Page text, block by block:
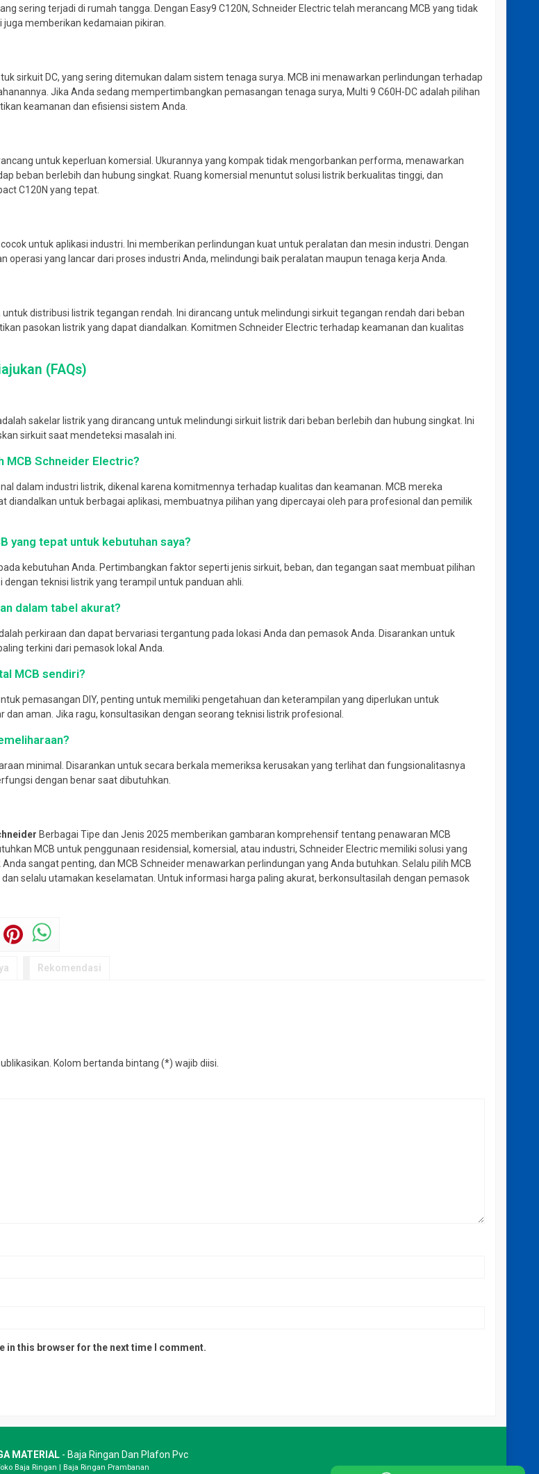
sering terjadi di rumah tangga. Dengan Easy9 C120N, Schneider Electric telah merancang MCB yang tidak
memberikan kedamaian pikiran.
sirkuit DC, yang sering ditemukan dalam sistem tenaga surya. MCB ini menawarkan perlindungan terhadap
Jika Anda sedang mempertimbangkan pemasangan tenaga surya, Multi 9 C60H-DC adalah pilihan
keamanan dan efisiensi sistem Anda.
untuk keperluan komersial. Ukurannya yang kompak tidak mengorbankan performa, menawarkan
beban berlebih dan hubung singkat. Ruang komersial menuntut solusi listrik berkualitas tinggi, dan
C120N yang tepat.
untuk aplikasi industri. Ini memberikan perlindungan kuat untuk peralatan dan mesin industri. Dengan
operasi yang lancar dari proses industri Anda, melindungi baik peralatan maupun tenaga kerja Anda.
distribusi listrik tegangan rendah. Ini dirancang untuk melindungi sirkuit tegangan rendah dari beban
pasokan listrik yang dapat diandalkan. Komitmen Schneider Electric terhadap keamanan dan kualitas
(FAQs)
sakelar listrik yang dirancang untuk melindungi sirkuit listrik dari beban berlebih dan hubung singkat. Ini
sirkuit saat mendeteksi masalah ini.
MCB Schneider Electric?
dalam industri listrik, dikenal karena komitmennya terhadap kualitas dan keamanan. MCB mereka
diandalkan untuk berbagai aplikasi, membuatnya pilihan yang dipercayai oleh para profesional dan pemilik
yang tepat untuk kebutuhan saya?
kebutuhan Anda. Pertimbangkan faktor seperti jenis sirkuit, beban, dan tegangan saat membuat pilihan
teknisi listrik yang terampil untuk panduan ahli.
dalam tabel akurat?
perkiraan dan dapat bervariasi tergantung pada lokasi Anda dan pemasok Anda. Disarankan untuk
terkini dari pemasok lokal Anda.
MCB sendiri?
pemasangan DIY, penting untuk memiliki pengetahuan dan keterampilan yang diperlukan untuk
aman. Jika ragu, konsultasikan dengan seorang teknisi listrik profesional.
minimal. Disarankan untuk secara berkala memeriksa kerusakan yang terlihat dan fungsionalitasnya
dengan benar saat dibutuhkan.
Berbagai Tipe dan Jenis 2025 memberikan gambaran komprehensif tentang penawaran MCB
MCB untuk penggunaan residensial, komersial, atau industri, Schneider Electric memiliki solusi yang
sangat penting, dan MCB Schneider menawarkan perlindungan yang Anda butuhkan. Selalu pilih MCB
selalu utamakan keselamatan. Untuk informasi harga paling akurat, berkonsultasilah dengan pemasok
Rekomendasi
Kolom bertanda bintang (*) wajib diisi.
in this browser for the next time I comment.
MATERIAL - Baja Ringan Dan Plafon Pvc
Baja Ringan | Baja Ringan Prambanan